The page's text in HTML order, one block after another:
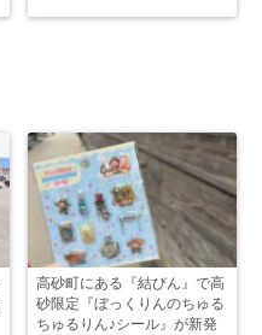
高砂町にある『結びん』で高
砂限定『ぼっくりんのちゅる
ちゅるりん♪シール』が新発